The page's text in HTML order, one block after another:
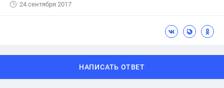
24 сентября 2017
НАПИСАТЬ ОТВЕТ